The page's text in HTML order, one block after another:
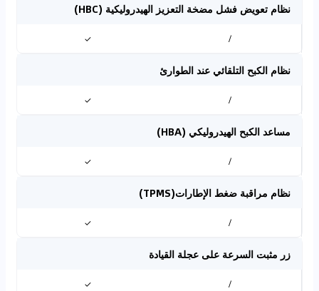
نظام تعويض فشل مضخة التعزيز الهيدروليكية (HBC)
/
✓
نظام الكبح التلقائي عند الطوارئ
/
✓
مساعد الكبح الهيدروليكي (HBA)
/
✓
نظام مراقبة ضغط الإطارات(TPMS)
/
✓
زر مثبت السرعة على عجلة القيادة
/
✓